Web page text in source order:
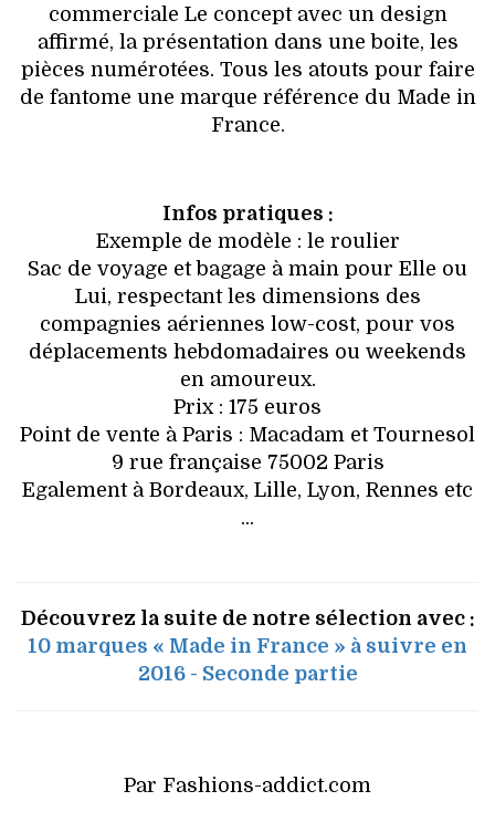
commerciale Le concept avec un design
affirmé, la présentation dans une boite, les
pièces numérotées. Tous les atouts pour faire
de fantome une marque référence du Made in
France.
Infos pratiques :
Exemple de modèle : le roulier
Sac de voyage et bagage à main pour Elle ou
Lui, respectant les dimensions des
compagnies aériennes low-cost, pour vos
déplacements hebdomadaires ou weekends
en amoureux.
Prix : 175 euros
Point de vente à Paris : Macadam et Tournesol
9 rue française 75002 Paris
Egalement à Bordeaux, Lille, Lyon, Rennes etc
...
Découvrez la suite de notre sélection avec :
10 marques « Made in France » à suivre en
2016 - Seconde partie
Par Fashions-addict.com